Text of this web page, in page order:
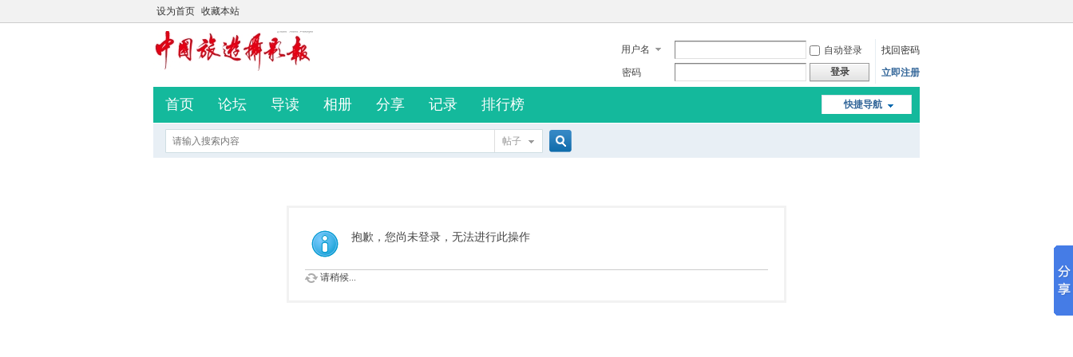
设为首页 收藏本站
用户名 自动登录
找回密码
密码
登录 立即注册
快捷导航
首页 论坛 导读 相册 分享 记录 排行榜
帖子
抱歉，您尚未登录，无法进行此操作
请稍候...